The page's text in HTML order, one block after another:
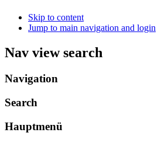
Skip to content
Jump to main navigation and login
Nav view search
Navigation
Search
Hauptmenü